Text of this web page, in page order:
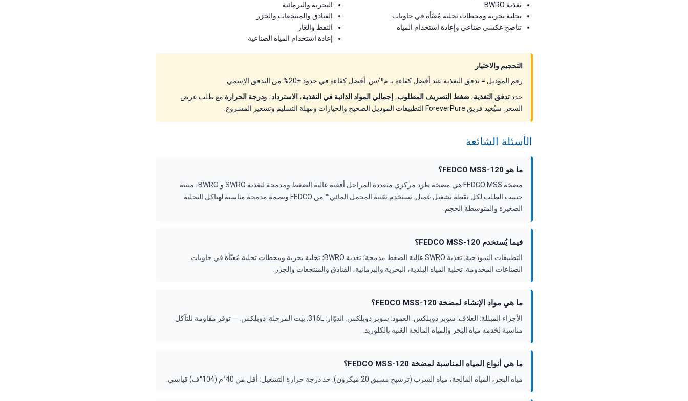
تغذية BWRO
تحلية بحرية ومحطات تحلية مُعبّأة في حاويات
تناضح عكسي صناعي وإعادة استخدام المياه
البحرية والبرمائية
الفنادق والمنتجعات والجزر
النفط والغاز
إعادة استخدام المياه الصناعية
التحجيم والاختيار
رقم الموديل = تدفق التغذية عند أفضل كفاءة بـ م³/س. أفضل كفاءة في حدود ±20% من التدفق الإسمي.
حددتدفق التغذية،ضغط التصريف المطلوب، إجمالي المواد الذائبة في التغذية، الاسترداد، ودرجة الحرارة مع طلب عرض
السعر. سيُعيد فريق ForeverPure التطبيقات الموديل الصحيح والخيارات ومهلة التسليم وتسعير المشروع.
الأسئلة الشائعة
ما هو FEDCO MSS-120؟
مضخة FEDCO MSS هي مضخة طرد مركزي متعددة المراحل أفقية عالية الضغط ومدمجة لتغذية SWRO و BWRO، مبنية
حسب الطلب لكل نقطة تشغيل عميل. تستخدم تقنية المحمل المائي™ من FEDCO وبصمة مدمجة مناسبة لهياكل التحلية
الصغيرة والمتوسطة الحجم.
فيما يُستخدم FEDCO MSS-120؟
التطبيقات النموذجية: تغذية SWRO عالية الضغط مدمجة؛ تغذية BWRO؛ تحلية بحرية ومحطات تحلية مُعبّأة في حاويات.
الصناعات المخدومة: تحلية المياه البلدية، البحرية والبرمائية، الفنادق والمنتجعات والجزر.
ما هي مواد الإنشاء لمضخة FEDCO MSS-120؟
الأجزاء المبللة: الغلاف: سوبر دوبلكس. العمود: سوبر دوبلكس. الدوّار: 316L. بيت المرحلة: دوبلكس. — توفر مقاومة للتآكل
مناسبة لخدمة مياه البحر والمياه المالحة الغنية بالكلوريد.
ما هي أنواع المياه المناسبة لمضخة FEDCO MSS-120؟
مياه البحر، المياه المالحة، مياه الشرب (ترشيح مسبق 20 ميكرون). حد درجة حرارة التشغيل: أقل من 40°م (104°ف) قياسي.